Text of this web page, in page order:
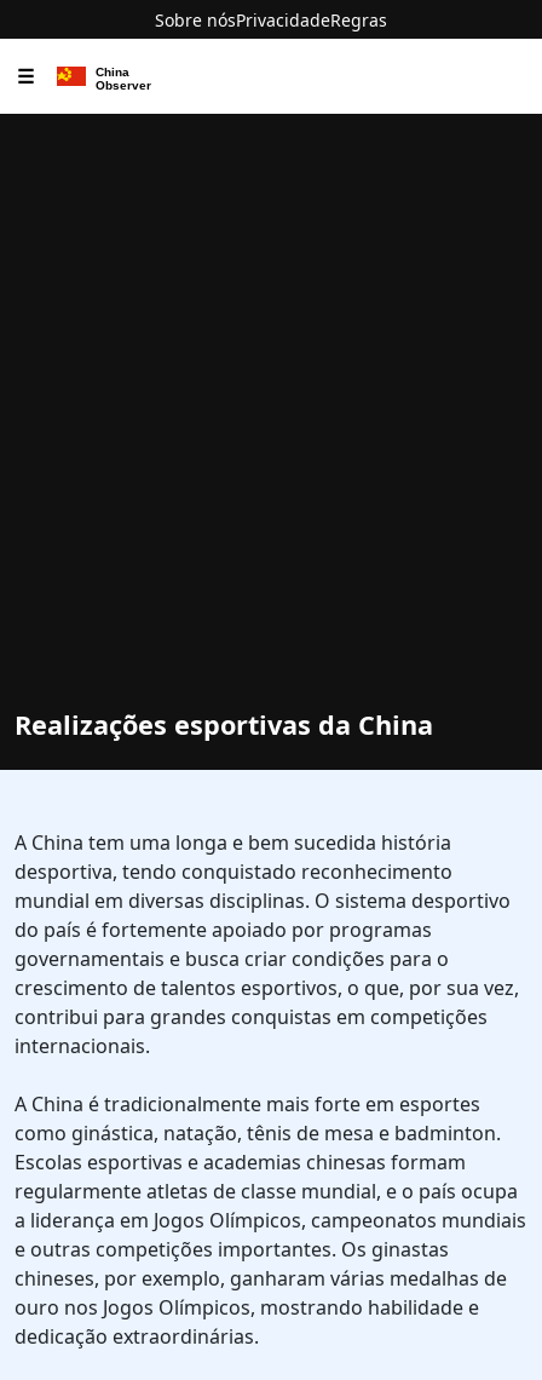
Sobre nósPrivacidadeRegras
☰
Realizações esportivas da China
A China tem uma longa e bem sucedida história
desportiva, tendo conquistado reconhecimento
mundial em diversas disciplinas. O sistema desportivo
do país é fortemente apoiado por programas
governamentais e busca criar condições para o
crescimento de talentos esportivos, o que, por sua vez,
contribui para grandes conquistas em competições
internacionais.
A China é tradicionalmente mais forte em esportes
como ginástica, natação, tênis de mesa e badminton.
Escolas esportivas e academias chinesas formam
regularmente atletas de classe mundial, e o país ocupa
a liderança em Jogos Olímpicos, campeonatos mundiais
e outras competições importantes. Os ginastas
chineses, por exemplo, ganharam várias medalhas de
ouro nos Jogos Olímpicos, mostrando habilidade e
dedicação extraordinárias.